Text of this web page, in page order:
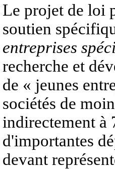
Le projet de loi
soutien
entreprises
recherche et
de « jeunes
sociétés de
indirectement à
d'importantes
devant